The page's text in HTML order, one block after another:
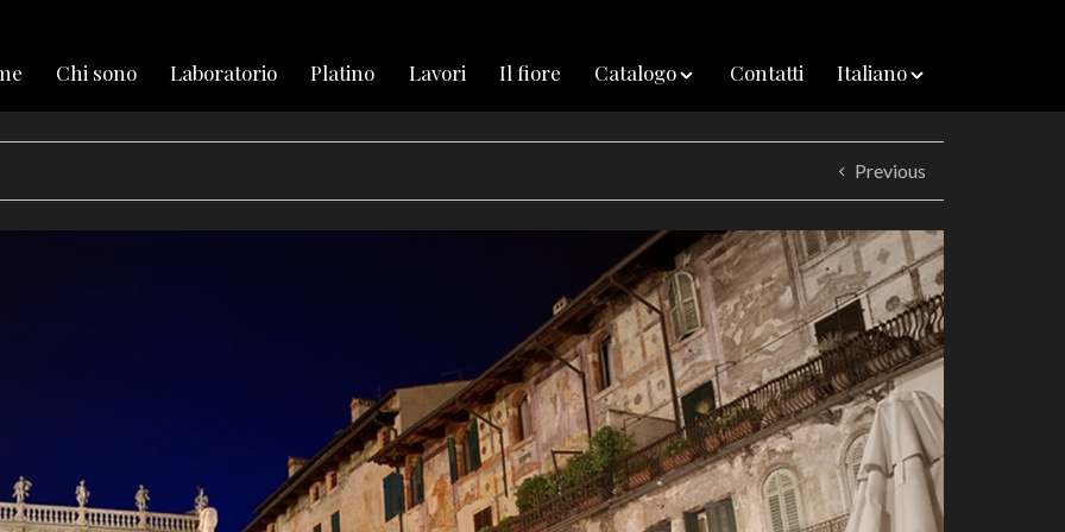
Chi sono Laboratorio Platino Lavori Il fiore Catalogo Contatti Italiano
Previous